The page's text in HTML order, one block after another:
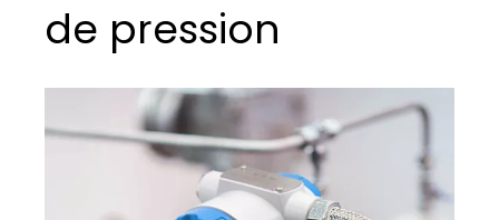
de pression